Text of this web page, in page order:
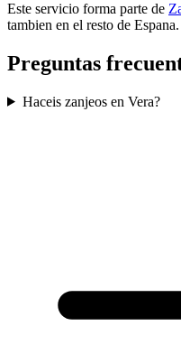
Este servicio forma parte de
tambien en el resto de Espana.
Preguntas
Haceis zanjeos en Vera?